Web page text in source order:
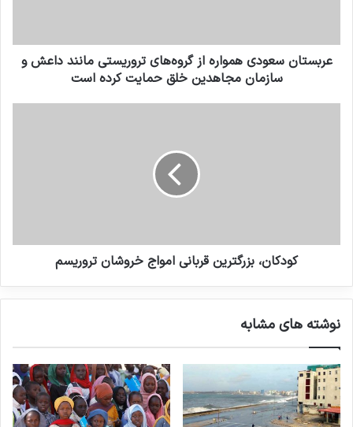
عربستان سعودی همواره از گروه‌های تروریستی مانند داعش و
سازمان مجاهدین خلق حمایت کرده است
کودکان، بزرگترین قربانی امواج خروشان تروریسم
نوشته های مشابه